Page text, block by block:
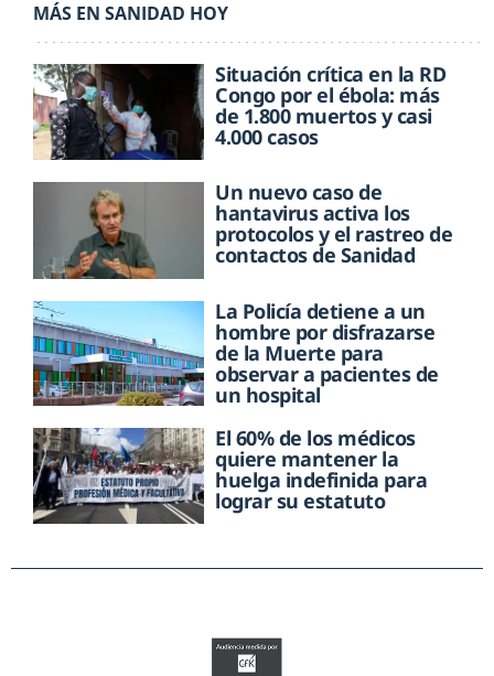
MÁS EN SANIDAD HOY
Situación crítica en la RD
Congo por el ébola: más
de 1.800 muertos y casi
4.000 casos
Un nuevo caso de
hantavirus activa los
protocolos y el rastreo de
contactos de Sanidad
La Policía detiene a un
hombre por disfrazarse
de la Muerte para
observar a pacientes de
un hospital
El 60% de los médicos
quiere mantener la
huelga indefinida para
lograr su estatuto